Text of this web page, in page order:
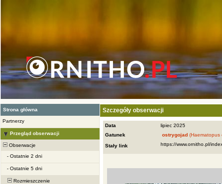
Strona główna
Partnerzy
Przegląd obserwacji
Obserwacje
- Ostatnie 2 dni
- Ostatnie 5 dni
Rozmieszczenie
Szczegóły obserwacji
Data
lipiec 2025
Gatunek
ostrygojad (Haematopus
Stały link